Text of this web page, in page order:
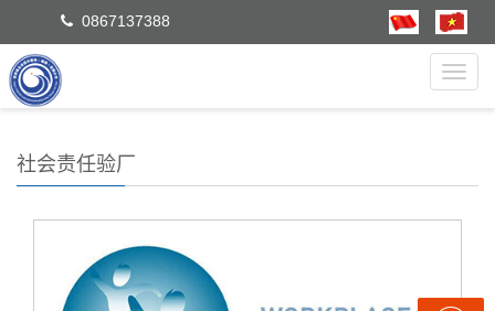
0867137388
社会责任验厂